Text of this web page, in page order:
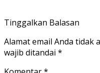
Tinggalkan Balasan
Alamat email Anda tidak
wajib ditandai *